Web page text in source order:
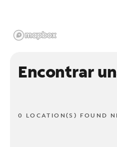
Encontrar
0 LOCATION(S) FOUND